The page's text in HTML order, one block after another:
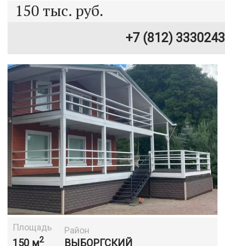
150 тыс. руб.
+7 (812) 3330243
Площадь
150 м2
Район
ВЫБОРГСКИЙ